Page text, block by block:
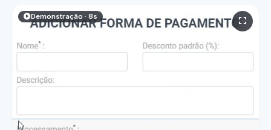
Demonstração · 8s